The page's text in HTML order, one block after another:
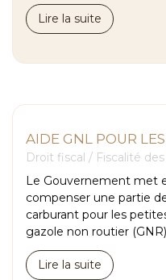
Lire la suite
AIDE GNL POUR
Droit fiscal / Fiscalité
Le Gouvernement met
compenser une partie
carburant pour les
gazole non routier
Lire la suite